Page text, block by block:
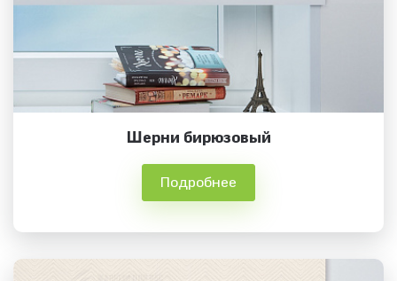
Шерни бирюзовый
Подробнее